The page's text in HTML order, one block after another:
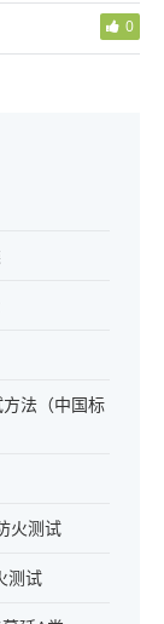
0
法（中国标
火测试
测试